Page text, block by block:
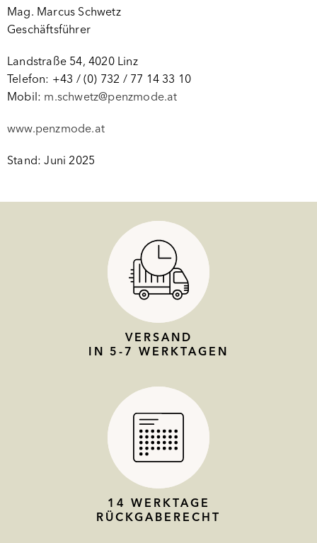
Mag. Marcus Schwetz
Geschäftsführer
Landstraße 54, 4020 Linz
Telefon: +43 / (0) 732 / 77 14 33 10
Mobil: m.schwetz@penzmode.at
www.penzmode.at
Stand: Juni 2025
VERSAND
IN 5-7 WERKTAGEN
14 WERKTAGE
RÜCKGABERECHT